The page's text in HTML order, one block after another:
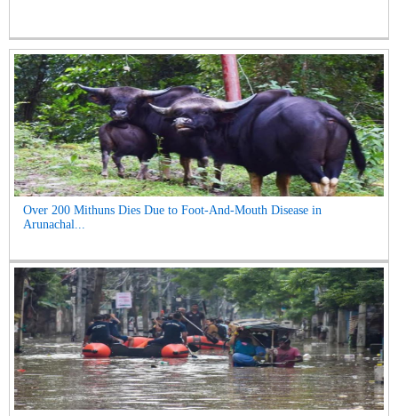
Over 200 Mithuns Dies Due to Foot-And-Mouth Disease in
Arunachal...